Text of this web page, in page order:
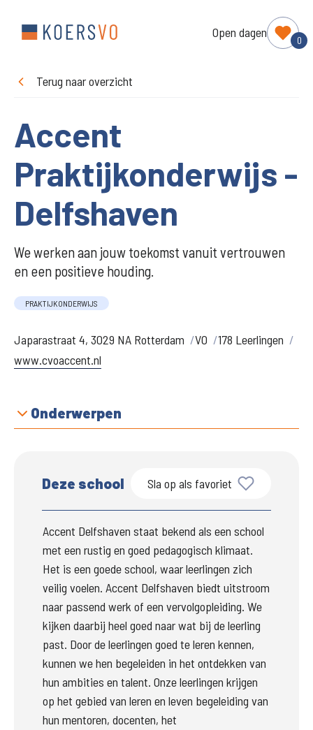
Open dagen
0
Terug naar overzicht
Accent
Praktijkonderwijs -
Delfshaven
We werken aan jouw toekomst vanuit vertrouwen
en een positieve houding.
PRAKTIJKONDERWIJS
Japarastraat 4, 3029 NA Rotterdam VO
178 Leerlingen
www.cvoaccent.nl
Onderwerpen
Deze school Sla op als favoriet
Accent Delfshaven staat bekend als een school
met een rustig en goed pedagogisch klimaat.
Het is een goede school, waar leerlingen zich
veilig voelen. Accent Delfshaven biedt uitstroom
naar passend werk of een vervolgopleiding. We
kijken daarbij heel goed naar wat bij de leerling
past. Door de leerlingen goed te leren kennen,
kunnen we hen begeleiden in het ontdekken van
hun ambities en talent. Onze leerlingen krijgen
op het gebied van leren en leven begeleiding van
hun mentoren, docenten, het